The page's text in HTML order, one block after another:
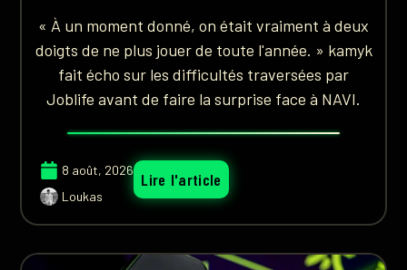
« À un moment donné, on était vraiment à deux
doigts de ne plus jouer de toute l'année. » kamyk
fait écho sur les difficultés traversées par
Joblife avant de faire la surprise face à NAVI.
8 août, 2026
Loukas
Lire l'article